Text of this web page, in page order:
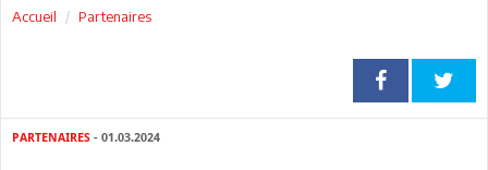
Accueil Partenaires
PARTENAIRES - 01.03.2024